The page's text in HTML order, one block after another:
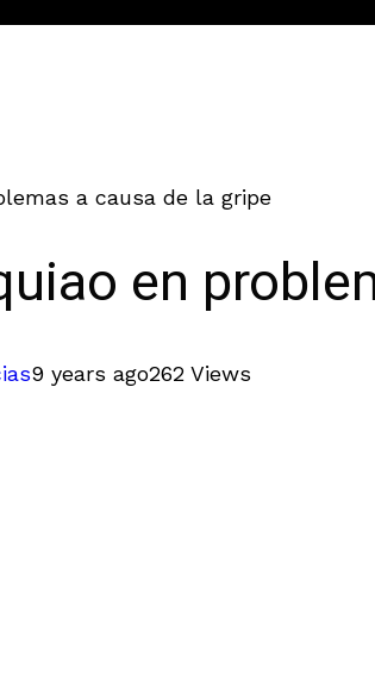
a causa de la gripe
en
9 years ago262 Views